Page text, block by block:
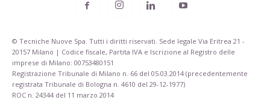
© Tecniche Nuove Spa. Tutti i diritti riservati. Sede legale Via Eritrea 21 -
20157 Milano | Codice fiscale, Partita IVA e Iscrizione al Registro delle
imprese di Milano: 00753480151
Registrazione Tribunale di Milano n. 66 del 05.03.2014 (precedentemente
registrata Tribunale di Bologna n. 4610 del 29-12-1977)
ROC n. 24344 del 11 marzo 2014